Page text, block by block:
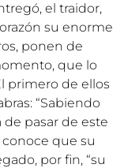
el traidor,
su enorme
ponen de
que lo
primero de ellos
“Sabiendo
pasar de este
conoce que su
por fin, “su